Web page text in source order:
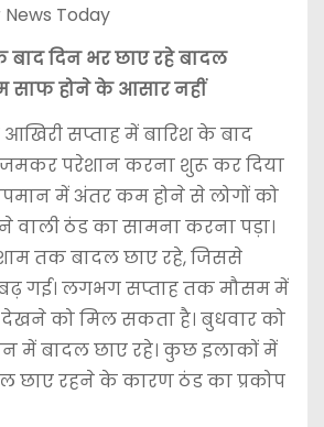
Today
बाद दिन भर छाए रहे बादल
साफ होने के आसार नहीं
आखिरी सप्ताह में बारिश के बाद
परेशान करना शुरू कर दिया
में अंतर कम होने से लोगों को
वाली ठंड का सामना करना पड़ा।
तक बादल छाए रहे, जिससे
गई। लगभग सप्ताह तक मौसम में
को मिल सकता है। बुधवार को
में बादल छाए रहे। कुछ इलाकों में
छाए रहने के कारण ठंड का प्रकोप